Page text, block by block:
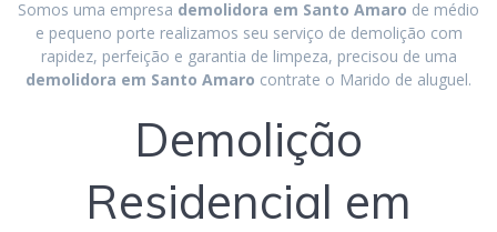
Somos uma empresa demolidora em Santo Amaro de médio
e pequeno porte realizamos seu serviço de demolição com
rapidez, perfeição e garantia de limpeza, precisou de uma
demolidora em Santo Amaro contrate o Marido de aluguel.
Demolição
Residencial em